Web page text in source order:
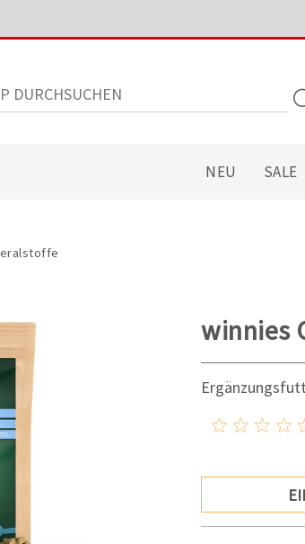
NEU SALE
winnies